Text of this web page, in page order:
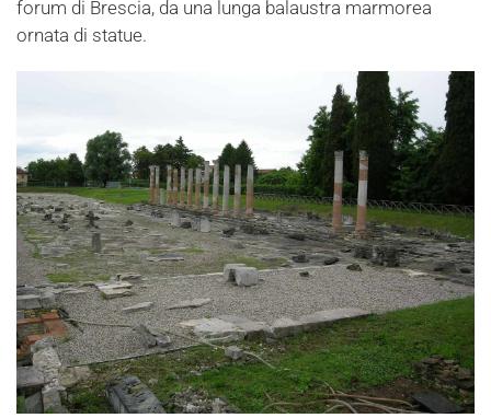
forum di Brescia, da una lunga balaustra marmorea
ornata di statue.